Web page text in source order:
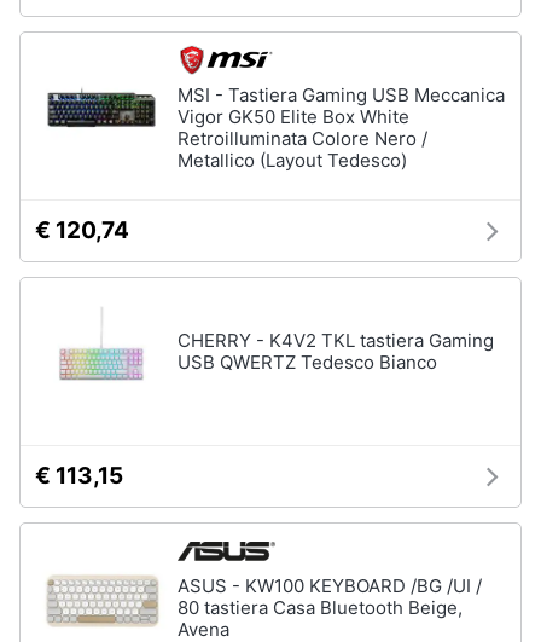
MSI - Tastiera Gaming USB Meccanica
Vigor GK50 Elite Box White
Retroilluminata Colore Nero /
Metallico (Layout Tedesco)
€ 120,74
CHERRY - K4V2 TKL tastiera Gaming
USB QWERTZ Tedesco Bianco
€ 113,15
ASUS - KW100 KEYBOARD /BG /UI /
80 tastiera Casa Bluetooth Beige,
Avena